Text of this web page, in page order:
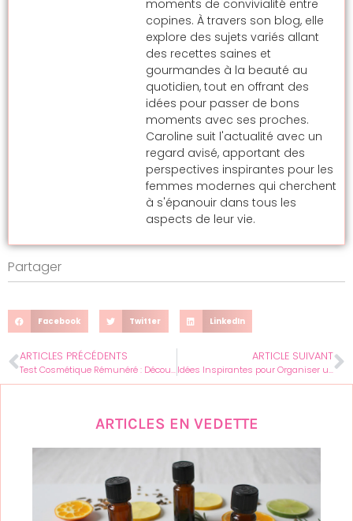
moments de convivialité entre
copines. À travers son blog, elle
explore des sujets variés allant
des recettes saines et
gourmandes à la beauté au
quotidien, tout en offrant des
idées pour passer de bons
moments avec ses proches.
Caroline suit l'actualité avec un
regard avisé, apportant des
perspectives inspirantes pour les
femmes modernes qui cherchent
à s'épanouir dans tous les
aspects de leur vie.
Partager
Facebook Twitter LinkedIn
ARTICLES PRÉCÉDENTS
Test Cosmétique Rémunéré : Découvrez Comment Profiter de cette Opportunité
ARTICLE SUIVANT
Idées Inspirantes pour Organiser un Brunch Féminin Inoubliable
ARTICLES EN VEDETTE